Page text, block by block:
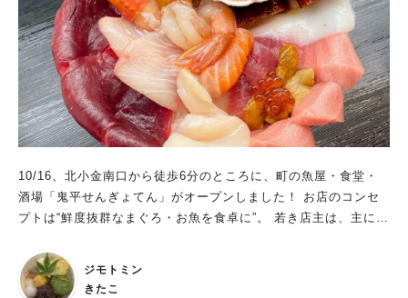
10/16、北小金南口から徒歩6分のところに、町の魚屋・食堂・
酒場「鬼平せんぎょてん」がオープンしました！ お店のコンセ
プトは“鮮度抜群なまぐろ・お魚を食卓に”。 若き店主は、主にま
ジモトミン
きたこ